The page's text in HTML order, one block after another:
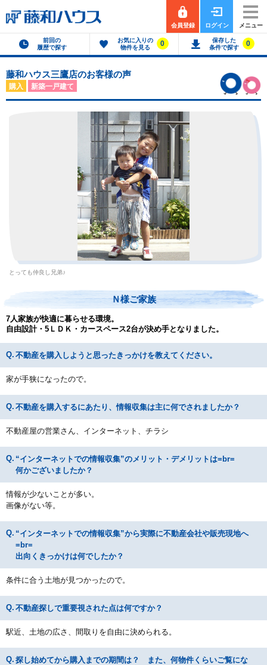
会員登録 ログイン メニュー
前回の
履歴で探す
お気に入りの
物件を見る
0
保存した
条件で探す
0
藤和ハウス三鷹店のお客様の声
購入 新築一戸建て
とっても仲良し兄弟♪
Ｎ様ご家族
7人家族が快適に暮らせる環境。
自由設計・5ＬＤＫ・カースペース2台が決め手となりました。
不動産を購入しようと思ったきっかけを教えてください。
家が手狭になったので。
不動産を購入するにあたり、情報収集は主に何でされましたか？
不動産屋の営業さん、インターネット、チラシ
“インターネットでの情報収集”のメリット・デメリットは=br=
何かございましたか？
情報が少ないことが多い。
画像がない等。
“インターネットでの情報収集”から実際に不動産会社や販売現地へ
=br=
出向くきっかけは何でしたか？
条件に合う土地が見つかったので。
不動産探しで重要視された点は何ですか？
駅近、土地の広さ、間取りを自由に決められる。
探し始めてから購入までの期間は？ また、何物件くらいご覧にな